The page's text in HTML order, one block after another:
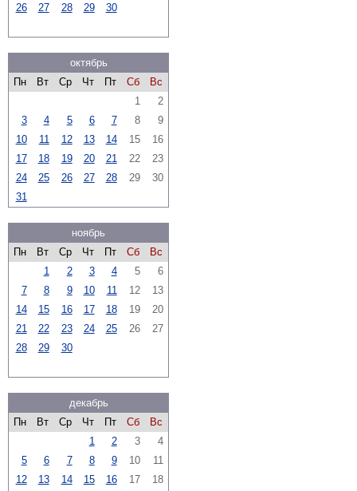
26
27 28 29 30
октябрь
Пн
Вт Ср Чт Пт Сб
Вс
1
2
3
4 5 6 7 8
9
10
11 12 13 14 15
16
17
18 19 20 21 22
23
24
25 26 27 28 29
30
31
ноябрь
Пн
Вт Ср Чт Пт Сб
Вс
1
2 3 4 5
6
7
8 9 10 11 12
13
14
15 16 17 18 19
20
21
22 23 24 25 26
27
28
29 30
декабрь
Пн
Вт Ср Чт Пт Сб
Вс
1
2 3
4
5
6 7 8 9 10
11
12
13 14 15 16 17
18